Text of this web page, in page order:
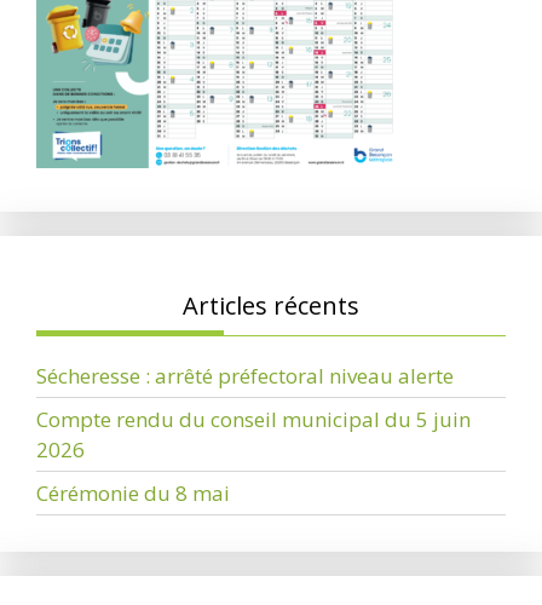
Articles récents
Sécheresse : arrêté préfectoral niveau alerte
Compte rendu du conseil municipal du 5 juin
2026
Cérémonie du 8 mai